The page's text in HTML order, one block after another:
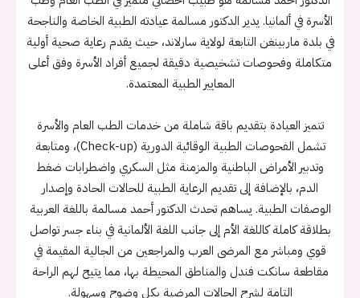
الأسرة في ألمانيا. يدير الدكتور مسالمة عيادته الطبية الخاصة والناجحة
في بلدة ماربينغن التابعة لولاية سارلاند، حيث يقدم رعاية صحية أولية
متكاملة وفحوصات تشخيصية دقيقة لجميع أفراد الأسرة وفق أعلى
المعايير الطبية المعتمدة.
تتميز العيادة بتقديم باقة شاملة من خدمات الطب العام والأسرة
تشمل الفحوصات الطبية الوقائية الدورية (Check-up)، ومتابعة
وتدبير الأمراض الباطنية والمزمنة مثل السكري واضطرابات ضغط
الدم، بالإضافة إلى تقديم الرعاية الطبية للحالات الحادة وإصدار
الوصفات الطبية. يساهم تحدث الدكتور أحمد مسالمة باللغة العربية
بطلاقة كاملة كاللغة الأم إلى جانب اللغة الألمانية في بناء جسر تواصل
قوي ومباشر مع المرضى العرب والمراجعين من الجالية المقيمة في
مقاطعة سانكت فندل والمناطق المحيطة بها، مما يتيح لهم الراحة
التامة لشرح الحالات المرضية بكل وضوح وسهولة.